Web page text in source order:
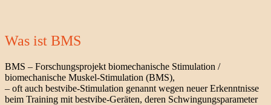
Was ist BMS
BMS – Forschungsprojekt biomechanische Stimulation /
biomechanische Muskel-Stimulation (BMS),
– oft auch bestvibe-Stimulation genannt wegen neuer Erkenntnisse
beim Training mit bestvibe-Geräten, deren Schwingungsparameter